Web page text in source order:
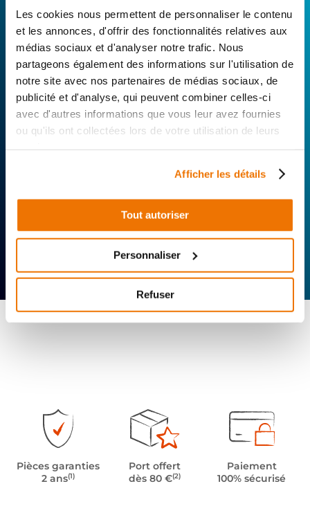
Les cookies nous permettent de personnaliser le contenu
et les annonces, d'offrir des fonctionnalités relatives aux
médias sociaux et d'analyser notre trafic. Nous
partageons également des informations sur l'utilisation de
notre site avec nos partenaires de médias sociaux, de
publicité et d'analyse, qui peuvent combiner celles-ci
avec d'autres informations que vous leur avez fournies
ou qu'ils ont collectées lors de votre utilisation de leurs
Afficher les détails
Tout autoriser
Personnaliser
Refuser
Avec Surplus Motos, bénéficiez de l’expertise
technique de notre réseau de Réparateurs-
Distributeurs. De l’achat de
pièces scooters
d’occasion garanties à la révision complète de
votre 2 roues, trouvez le garage le plus proche de
chez vous.
technique
Réactivité
Offerte
Pièces garanties
2 ans(1)
Port offert
dès 80 €(2)
Paiement
100% sécurisé